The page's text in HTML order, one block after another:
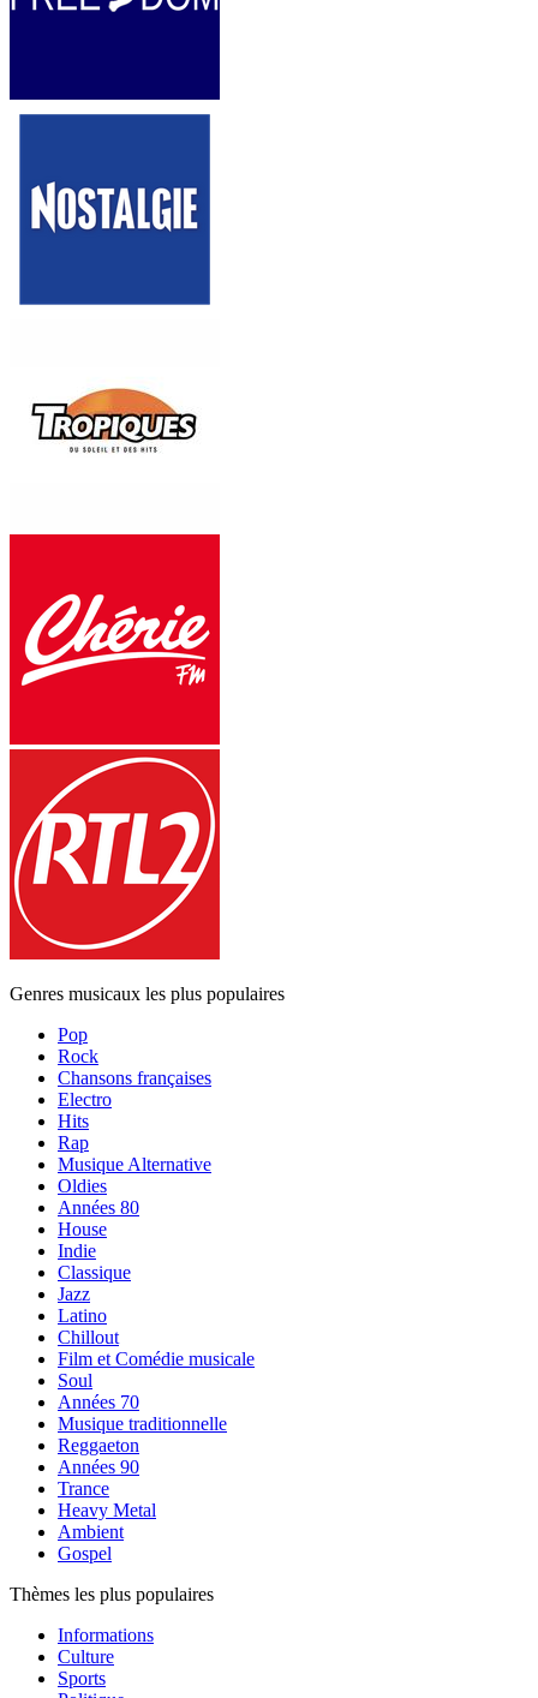
Genres musicaux les plus populaires
Pop
Rock
Chansons françaises
Electro
Hits
Rap
Musique Alternative
Oldies
Années 80
House
Indie
Classique
Jazz
Latino
Chillout
Film et Comédie musicale
Soul
Années 70
Musique traditionnelle
Reggaeton
Années 90
Trance
Heavy Metal
Ambient
Gospel
Thèmes les plus populaires
Informations
Culture
Sports